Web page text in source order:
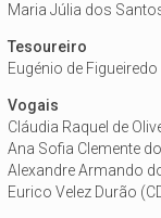
Maria Júlia dos
Tesoureiro
Eugénio de
Vogais
Cláudia Raquel de
Ana Sofia Clemente
Alexandre Armando
Eurico Velez Durão